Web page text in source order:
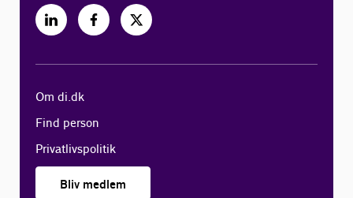
Om di.dk
Find person
Privatlivspolitik
Bliv medlem